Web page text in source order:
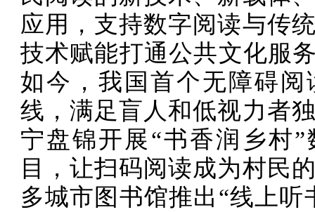
应用，支持数字阅读与传
技术赋能打通公共文化服
如今，我国首个无障碍
线，满足盲人和低视力者
宁盘锦开展“书香润乡村
目，让扫码阅读成为村民
多城市图书馆推出“线上听